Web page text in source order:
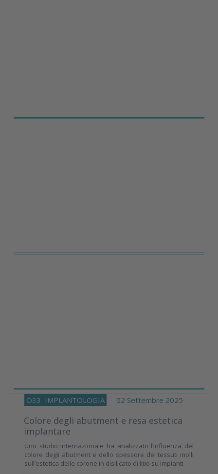
O33 IMPLANTOLOGIA 02 Settembre 2025
Colore degli abutment e resa estetica
implantare
Uno studio internazionale ha analizzato l’influenza del
colore degli abutment e dello spessore dei tessuti molli
sull’estetica delle corone in disilicato di litio su impianti